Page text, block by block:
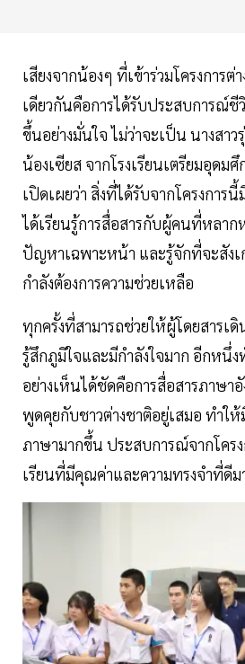
เสียงจากน้องๆ ที่เข้าร่วมโครงการ
เดียวกันคือการได้รับประสบการณ์ชี
ขึ้นอย่างมั่นใจ ไม่ว่าจะเป็น นางสาว
น้องเซียส จากโรงเรียนเตรียมอุด
เปิดเผยว่า สิ่งที่ได้รับจากโครงการ
ได้เรียนรู้การสื่อสารกับผู้คนที่หลาก
ปัญหาเฉพาะหน้า และรู้จักที่จะสังเ
กำลังต้องการความช่วยเหลือ
ทุกครั้งที่สามารถช่วยให้ผู้โดยสารเดิ
รู้สึกภูมิใจและมีกำลังใจมาก อีกห
อย่างเห็นได้ชัดคือการสื่อสารภาษา
พูดคุยกับชาวต่างชาติอยู่เสมอ ทำให้
ภาษามากขึ้น ประสบการณ์จากโคร
เรียนที่มีคุณค่าและความทรงจำที่ดีม